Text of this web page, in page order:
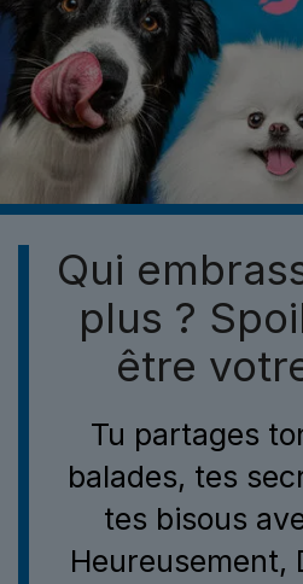
Qui
plus ?
être
Tu partages
balades, tes
tes bisous
Heureusement,